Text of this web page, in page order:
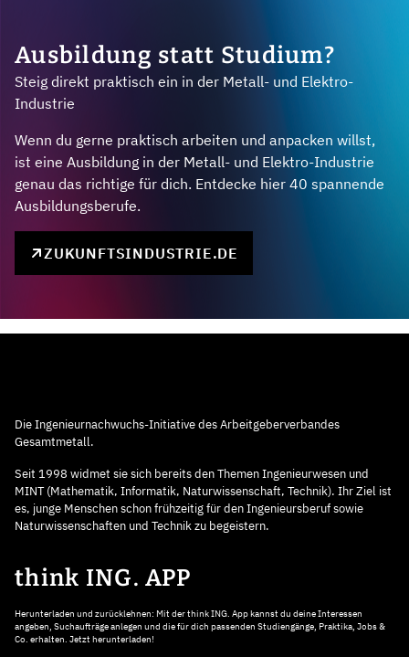
Ausbildung statt Studium?
Steig direkt praktisch ein in der Metall- und Elektro-
Industrie
Wenn du gerne praktisch arbeiten und anpacken willst,
ist eine Ausbildung in der Metall- und Elektro-Industrie
genau das richtige für dich. Entdecke hier 40 spannende
Ausbildungsberufe.
ZUKUNFTSINDUSTRIE.DE
Die Ingenieurnachwuchs-Initiative des Arbeitgeberverbandes
Gesamtmetall.
Seit 1998 widmet sie sich bereits den Themen Ingenieurwesen und
MINT (Mathematik, Informatik, Naturwissenschaft, Technik). Ihr Ziel ist
es, junge Menschen schon frühzeitig für den Ingenieursberuf sowie
Naturwissenschaften und Technik zu begeistern.
think ING. APP
Herunterladen und zurücklehnen: Mit der think ING. App kannst du deine Interessen
angeben, Suchaufträge anlegen und die für dich passenden Studiengänge, Praktika, Jobs &
Co. erhalten. Jetzt herunterladen!